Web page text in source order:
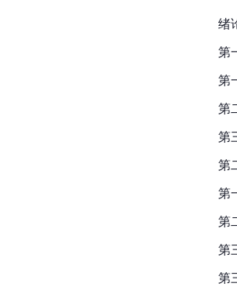
绪
第
第
第
第
第
第
第
第
第